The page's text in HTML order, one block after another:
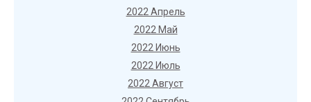
2022 Апрель
2022 Май
2022 Июнь
2022 Июль
2022 Август